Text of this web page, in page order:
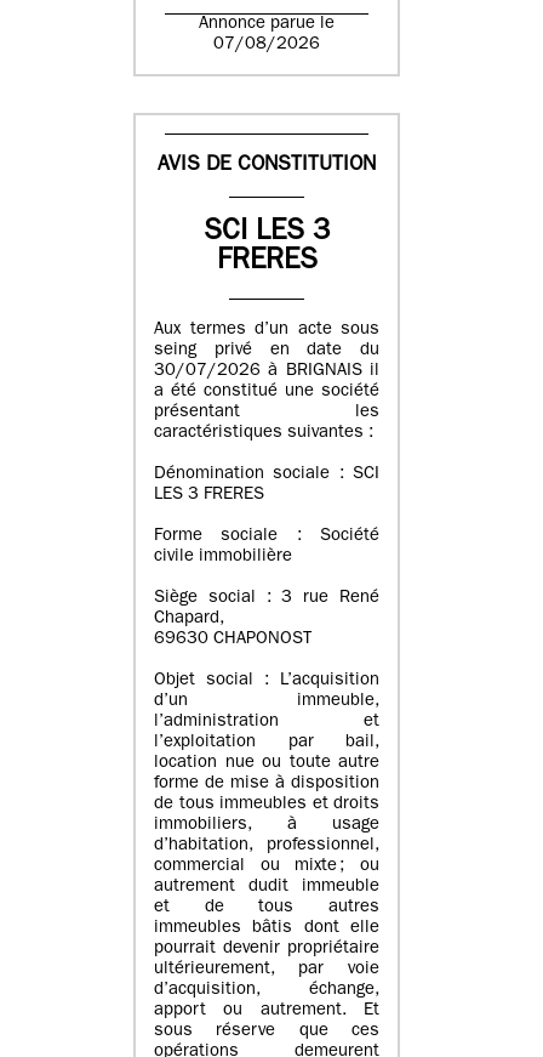
Annonce parue le
07/08/2026
AVIS DE CONSTITUTION
SCI LES 3
FRERES
Aux termes d’un acte sous
seing privé en date du
30/07/2026 à BRIGNAIS il
a été constitué une société
présentant les
caractéristiques suivantes :
Dénomination sociale : SCI
LES 3 FRERES
Forme sociale : Société
civile immobilière
Siège social : 3 rue René
Chapard,
69630 CHAPONOST
Objet social : L’acquisition
d’un immeuble,
l’administration et
l’exploitation par bail,
location nue ou toute autre
forme de mise à disposition
de tous immeubles et droits
immobiliers, à usage
d’habitation, professionnel,
commercial ou mixte ; ou
autrement dudit immeuble
et de tous autres
immeubles bâtis dont elle
pourrait devenir propriétaire
ultérieurement, par voie
d’acquisition, échange,
apport ou autrement. Et
sous réserve que ces
opérations demeurent